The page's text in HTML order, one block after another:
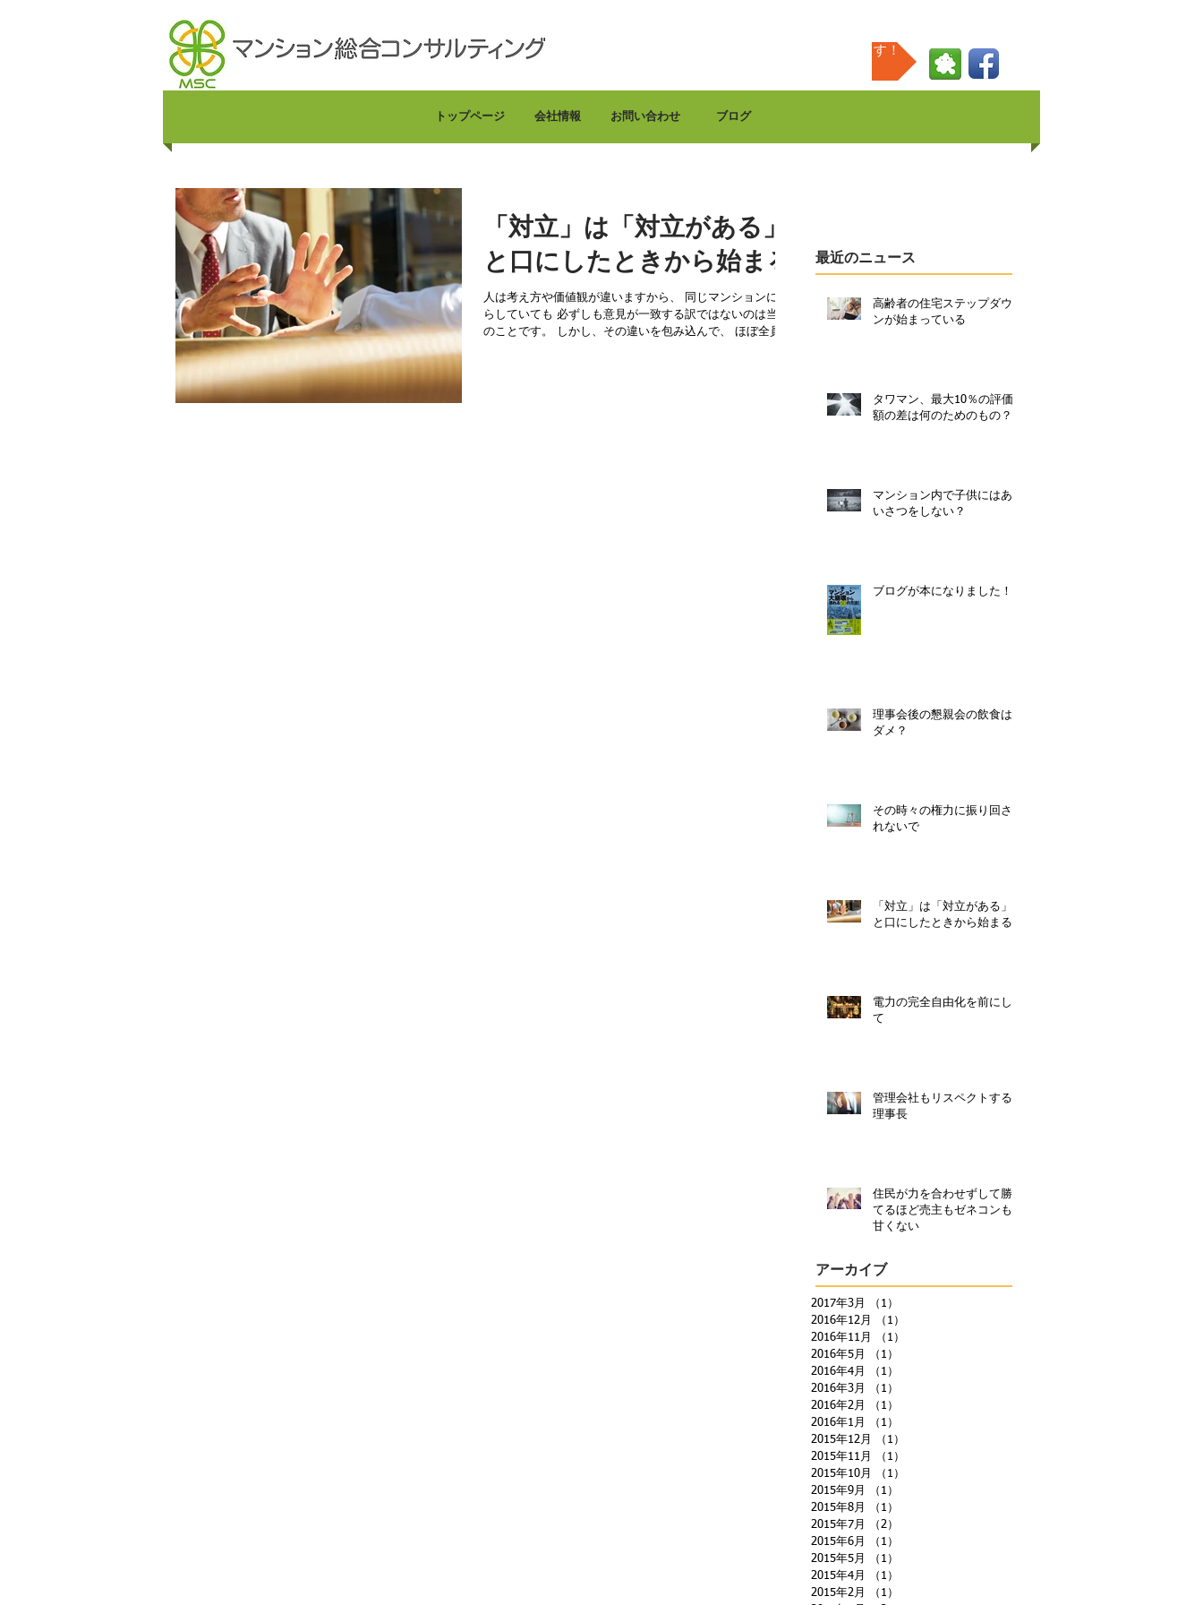
ブログで毎日情報発信しています！
トップページ 会社情報 お問い合わせ ブログ
「対立」は「対立がある」
と口にしたときから始まる
人は考え方や価値観が違いますから、 同じマンションに暮
らしていても 必ずしも意見が一致する訳ではないのは当然
のことです。 しかし、その違いを包み込んで、 ほぼ全員の
最近のニュース
高齢者の住宅ステップダウ
ンが始まっている
タワマン、最大10％の評価
額の差は何のためのもの？
マンション内で子供にはあ
いさつをしない？
ブログが本になりました！
理事会後の懇親会の飲食は
ダメ？
その時々の権力に振り回さ
れないで
「対立」は「対立がある」
と口にしたときから始まる
電力の完全自由化を前にし
て
管理会社もリスペクトする
理事長
住民が力を合わせずして勝
てるほど売主もゼネコンも
甘くない
アーカイブ
2017年3月 （1）
2016年12月
（1）
2016年11月
（1）
2016年5月
（1）
2016年4月
（1）
2016年3月
（1）
2016年2月
（1）
2016年1月
（1）
2015年12月
（1）
2015年11月
（1）
2015年10月
（1）
2015年9月
（1）
2015年8月
（1）
2015年7月
（2）
2015年6月
（1）
2015年5月
（1）
2015年4月
（1）
2015年2月
（1）